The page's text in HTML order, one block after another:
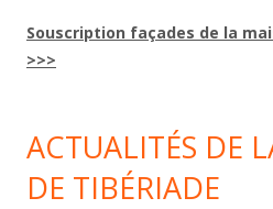
Souscription façades de la
>>>
ACTUALITÉS DE
DE TIBÉRIADE